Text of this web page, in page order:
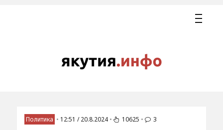
Политика • 12:51 / 20.8.2024 • 10625 • 3